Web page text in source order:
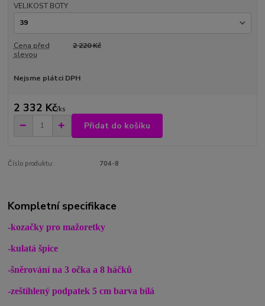
VELIKOST BOTY
Cena před
slevou
2 220 Kč
Nejsme plátci DPH
2 332 Kč/ks
Přidat do košíku
Číslo produktu: 704-8
Kompletní specifikace
-kozačky pro mažoretky
-kulatá špice
-šněrování na 3 očka a 8 háčků
-zeštíhlený podpatek 5 cm barva bílá